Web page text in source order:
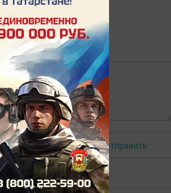
Авторизоваться Отправить